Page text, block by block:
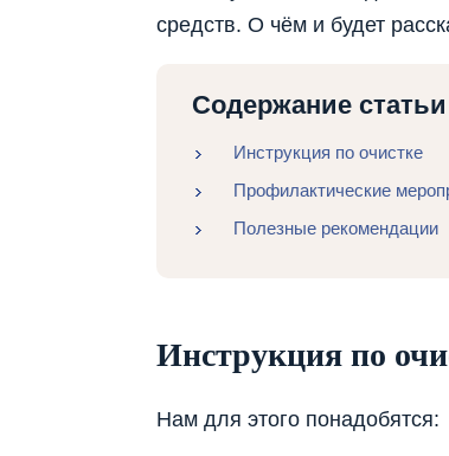
средств. О чём и будет
Содержание статьи
Инструкция по очистке
Профилактические
Полезные рекомендации
Инструкция по
Нам для этого понадобятся: